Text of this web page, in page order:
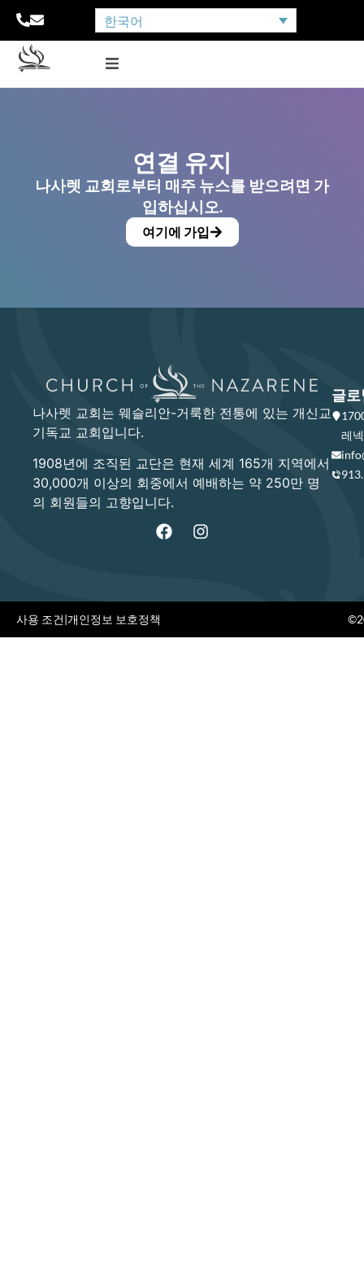
한국어
연결 유지
나사렛 교회로부터 매주 뉴스를 받으려면 가
입하십시오.
여기에 가입
나사렛 교회는 웨슬리안-거룩한 전통에 있는 개신교
기독교 교회입니다.
1908년에 조직된 교단은 현재 세계 165개 지역에서
30,000개 이상의 회중에서 예배하는 약 250만 명
의 회원들의 고향입니다.
글로
레
사용 조건|개인정보 보호정책